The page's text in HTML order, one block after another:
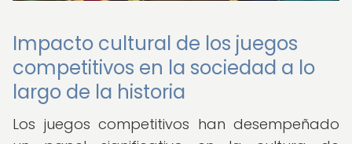
Impacto cultural de los juegos
competitivos en la sociedad a lo
largo de la historia
Los juegos competitivos han desempeñado